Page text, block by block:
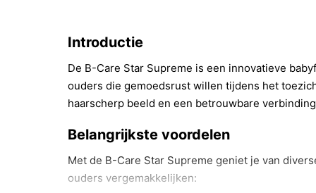
Introductie
De B-Care Star Supreme is een innovatieve
ouders die gemoedsrust willen tijdens het
haarscherp beeld en een betrouwbare
Belangrijkste voordelen
Met de B-Care Star Supreme geniet je van
ouders vergemakkelijken: